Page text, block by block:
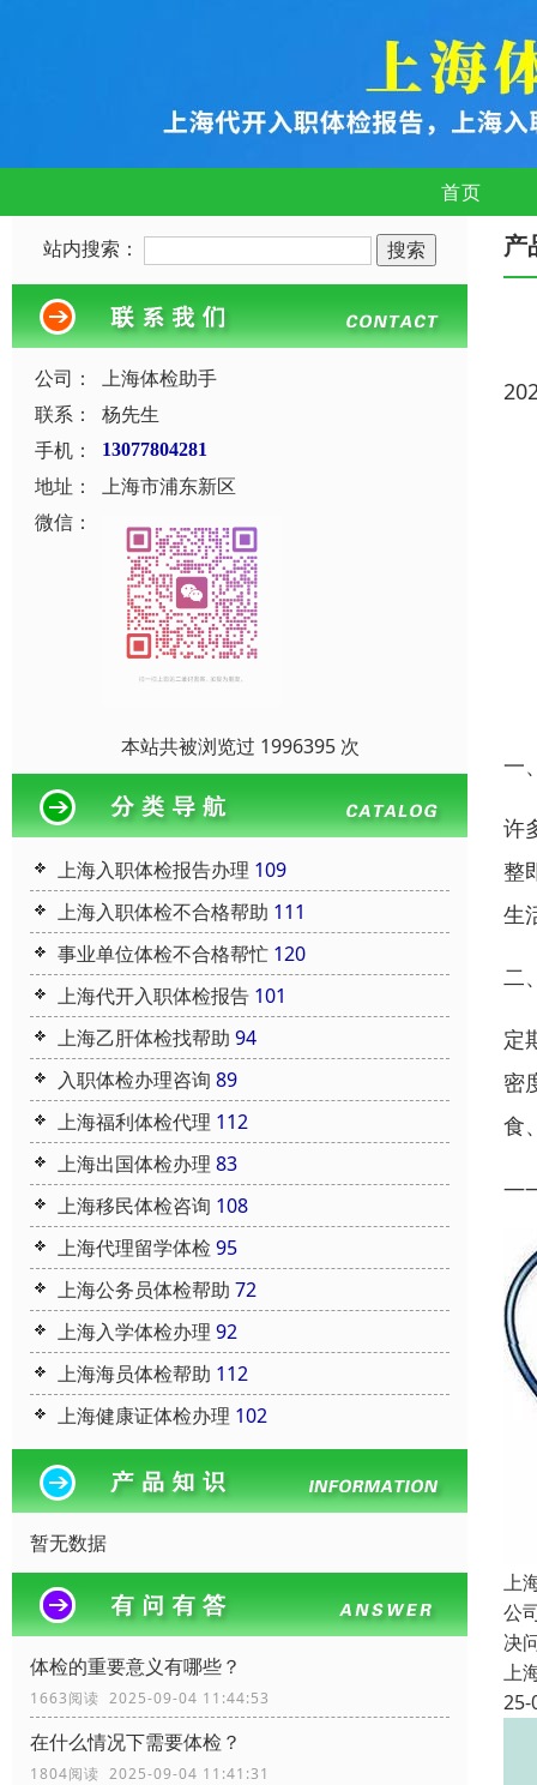
首页
站内搜索：
公司：
上海体检助手
联系：
杨先生
手机：
13077804281
地址：
上海市浦东新区
微信：
本站共被浏览过 1996395 次
上海入职体检报告办理 109
上海入职体检不合格帮助 111
事业单位体检不合格帮忙 120
上海代开入职体检报告 101
上海乙肝体检找帮助 94
入职体检办理咨询 89
上海福利体检代理 112
上海出国体检办理 83
上海移民体检咨询 108
上海代理留学体检 95
上海公务员体检帮助 72
上海入学体检办理 92
上海海员体检帮助 112
上海健康证体检办理 102
暂无数据
体检的重要意义有哪些？
1663阅读 2025-09-04 11:44:53
在什么情况下需要体检？
1804阅读 2025-09-04 11:41:31
产
一
许
整
生
二
定
密
食
——
上
公
决
上
25-